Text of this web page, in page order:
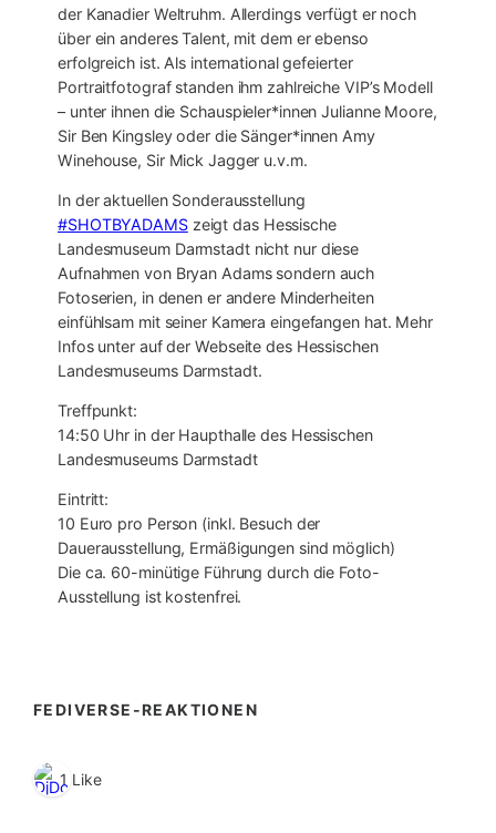
der Kanadier Weltruhm. Allerdings verfügt er noch
über ein anderes Talent, mit dem er ebenso
erfolgreich ist. Als international gefeierter
Portraitfotograf standen ihm zahlreiche VIP’s Modell
– unter ihnen die Schauspieler*innen Julianne Moore,
Sir Ben Kingsley oder die Sänger*innen Amy
Winehouse, Sir Mick Jagger u.v.m.
In der aktuellen Sonderausstellung
#SHOTBYADAMSzeigt das Hessische
Landesmuseum Darmstadt nicht nur diese
Aufnahmen von Bryan Adams sondern auch
Fotoserien, in denen er andere Minderheiten
einfühlsam mit seiner Kamera eingefangen hat. Mehr
Infos unter auf der Webseite des Hessischen
Landesmuseums Darmstadt.
Treffpunkt:
14:50 Uhr in der Haupthalle des Hessischen
Landesmuseums Darmstadt
Eintritt:
10 Euro pro Person (inkl. Besuch der
Dauerausstellung, Ermäßigungen sind möglich)
Die ca. 60-minütige Führung durch die Foto-
Ausstellung ist kostenfrei.
FEDIVERSE-REAKTIONEN
1 Like